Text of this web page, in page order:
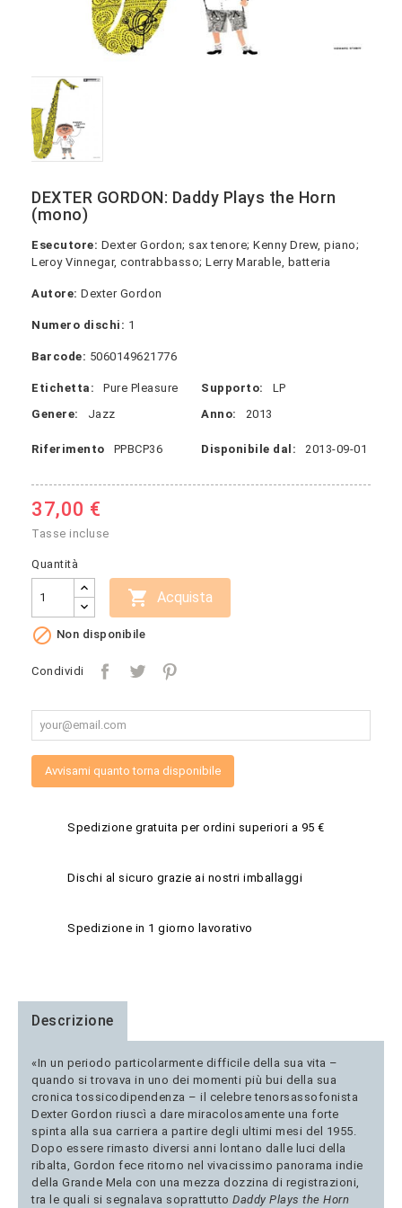
DEXTER GORDON: Daddy Plays the Horn
(mono)
Esecutore: Dexter Gordon; sax tenore; Kenny Drew, piano;
Leroy Vinnegar, contrabbasso; Lerry Marable, batteria
Autore: Dexter Gordon
Numero dischi: 1
Barcode: 5060149621776
Etichetta: Pure Pleasure Supporto:
LP
Genere:
Jazz Anno: 2013
Riferimento PPBCP36 Disponibile dal: 2013-09-01
37,00 €
Tasse incluse
Quantità
 Acquista
 Non disponibile
Condividi
Avvisami quanto torna disponibile
Spedizione gratuita per ordini superiori a 95 €
Dischi al sicuro grazie ai nostri imballaggi
Spedizione in 1 giorno lavorativo
Descrizione
«In un periodo particolarmente difficile della sua vita –
quando si trovava in uno dei momenti più bui della sua
cronica tossicodipendenza – il celebre tenorsassofonista
Dexter Gordon riuscì a dare miracolosamente una forte
spinta alla sua carriera a partire degli ultimi mesi del 1955.
Dopo essere rimasto diversi anni lontano dalle luci della
ribalta, Gordon fece ritorno nel vivacissimo panorama indie
della Grande Mela con una mezza dozzina di registrazioni,
tra le quali si segnalava soprattutto Daddy Plays the Horn